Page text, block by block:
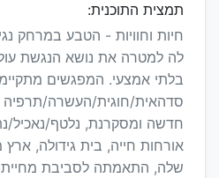
תמצית התוכנית:
חיות וחוויות - הטבע במרחק
לה למטרה את נושא הנגשת
בלתי אמצעי. המפגשים
סדהאית/חוגית/העשרה/תרפיה
חדשה ומסקרנת, נלטף/נאכיל/
אורחות חייה, בית גידולה,
שלה, התאמתה לסביבת